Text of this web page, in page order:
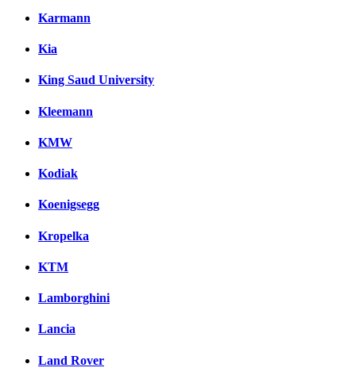
Karmann
Kia
King Saud University
Kleemann
KMW
Kodiak
Koenigsegg
Kropelka
KTM
Lamborghini
Lancia
Land Rover